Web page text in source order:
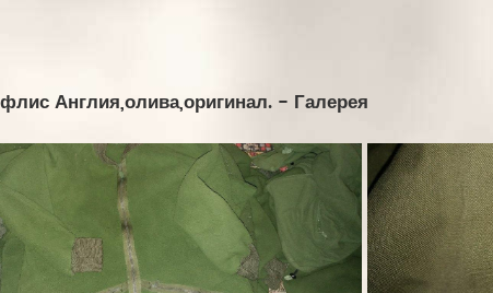
Англия,олива,оригинал. - Галерея